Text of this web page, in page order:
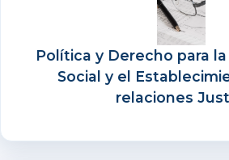
Política y Derecho para
Social y el
relaciones